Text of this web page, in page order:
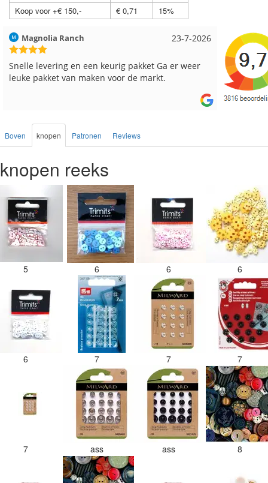
Koop voor +€ 150,-
€ 0,71 15%
17-7-2026
Hilde uit Loyers
Reeds meerdere keren breigaren en breinaalden
besteld, altijd heel tevreden over de service.
Loes uit
Snelle
Boven knopen Patronen Reviews
knopen reeks
5 6 6 6
6 7 7 7
7 ass ass 8